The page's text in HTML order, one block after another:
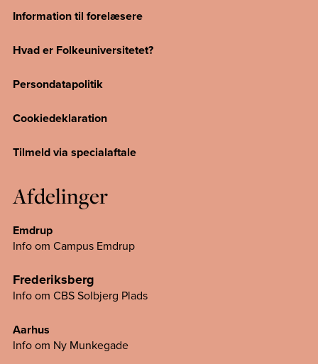
Information til forelæsere
Hvad er Folkeuniversitetet?
Persondatapolitik
Cookiedeklaration
Tilmeld via specialaftale
Afdelinger
Emdrup
Info om Campus Emdrup
Frederiksberg
Info om CBS Solbjerg Plads
Aarhus
Info om Ny Munkegade